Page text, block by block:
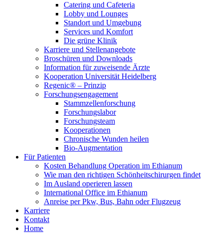
Catering und Cafeteria
Lobby und Lounges
Standort und Umgebung
Services und Komfort
Die grüne Klinik
Karriere und Stellenangebote
Broschüren und Downloads
Information für zuweisende Ärzte
Kooperation Universität Heidelberg
Regenic® – Prinzip
Forschungsengagement
Stammzellenforschung
Forschungslabor
Forschungsteam
Kooperationen
Chronische Wunden heilen
Bio-Augmentation
Für Patienten
Kosten Behandlung Operation im Ethianum
Wie man den richtigen Schönheitschirurgen findet
Im Ausland operieren lassen
International Office im Ethianum
Anreise per Pkw, Bus, Bahn oder Flugzeug
Karriere
Kontakt
Home